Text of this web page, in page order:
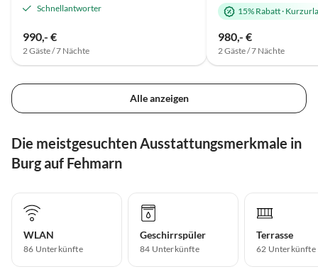
Schnellantworter
990,- €
2 Gäste / 7 Nächte
15% Rabatt·
980,- €
2 Gäste / 7 Nächte
Alle anzeigen
Die meistgesuchten Ausstattungsmerkmale in
Burg auf Fehmarn
WLAN
86 Unterkünfte
Geschirrspüler
84 Unterkünfte
Terrasse
62 Unterkünfte